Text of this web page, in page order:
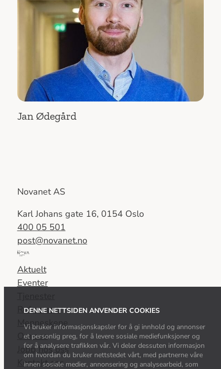
DENNE NETTSIDEN ANVENDER COOKIES
Vi bruker informasjonskapsler for å gi innhold og annonser
et personlig preg, for å levere sosiale mediefunksjoner og
for å analysere trafikken vår. Vi deler dessuten informasjon
om hvordan du bruker nettstedet vårt, med partnerne våre
innen sosiale medier, annonsering og analysearbeid, som
Jan Ødegård
Novanet AS
Karl Johans gate 16, 0154 Oslo
400 05 501
post@novanet.no
Del
av
Nova
Group
Aktuelt
Eventer
Referanser
Menneskene
Om oss
Jobb hos oss
Kontakt oss